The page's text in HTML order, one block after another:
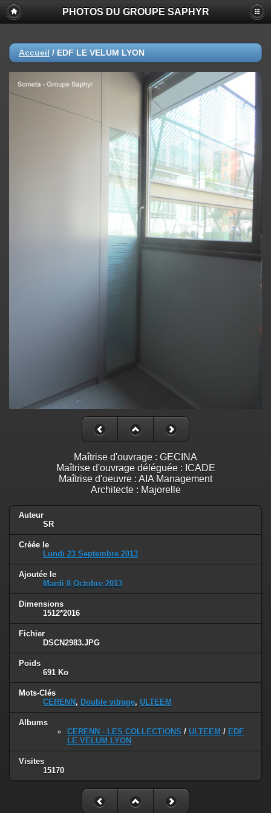
PHOTOS DU GROUPE SAPHYR
Accueil / EDF LE VELUM LYON
Maîtrise d'ouvrage : GECINA
Maîtrise d'ouvrage déléguée : ICADE
Maîtrise d'oeuvre : AIA Management
Architecte : Majorelle
Auteur
SR
Créée le
Lundi 23 Septembre 2013
Ajoutée le
Mardi 8 Octobre 2013
Dimensions
1512*2016
Fichier
DSCN2983.JPG
Poids
691 Ko
Mots-Clés
CERENN , Double vitrage, ULTEEM
Albums
CERENN - LES COLLECTIONS / ULTEEM / EDF
LE VELUM LYON
Visites
15170